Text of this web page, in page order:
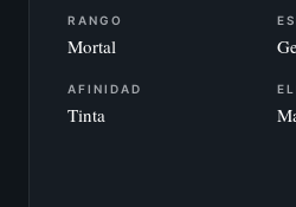
RANGO
Mortal
AFINIDAD
Tinta